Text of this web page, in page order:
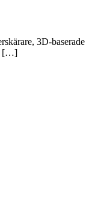
3D-baserade
[…]